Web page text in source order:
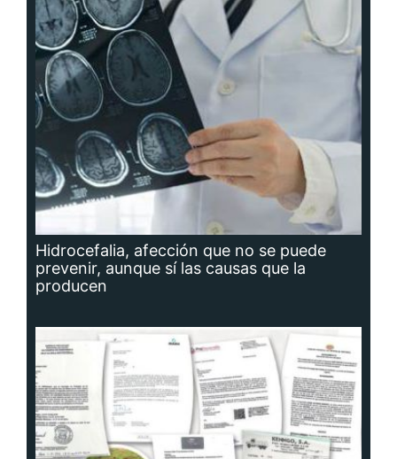
Hidrocefalia, afección que no se puede
prevenir, aunque sí las causas que la
producen